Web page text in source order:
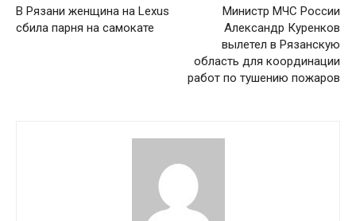
В Рязани женщина на Lexus
сбила парня на самокате
Министр МЧС России
Александр Куренков
вылетел в Рязанскую
область для координации
работ по тушению пожаров